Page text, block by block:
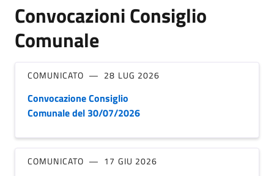
Convocazioni Consiglio
Comunale
COMUNICATO 28 LUG 2026
Convocazione Consiglio
Comunale del 30/07/2026
COMUNICATO 17 GIU 2026